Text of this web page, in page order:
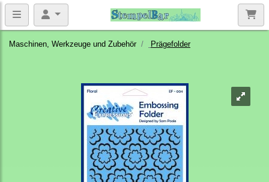
Maschinen, Werkzeuge und Zubehör Prägefolder